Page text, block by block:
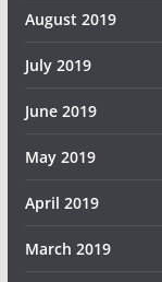
August 2019
July 2019
June 2019
May 2019
April 2019
March 2019